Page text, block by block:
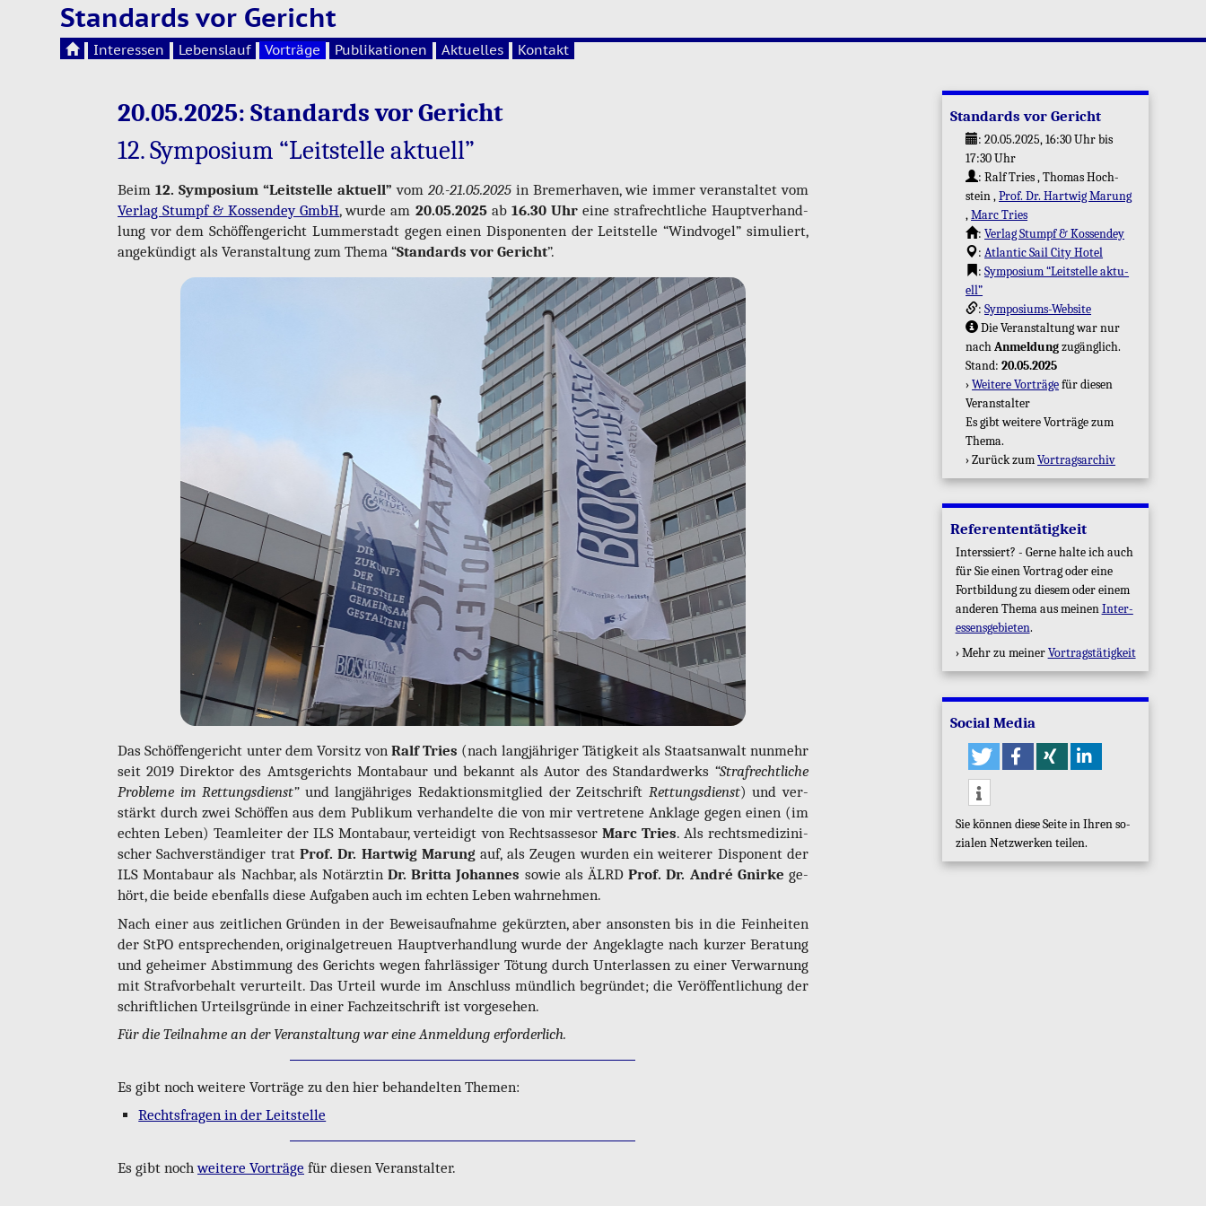
Standards vor Gericht
Interessen Lebenslauf Vorträge Publikationen Aktuelles Kontakt
20.05.2025: Stan­dards vor Ge­richt
12. Sym­po­si­um “Leit­stel­le ak­tu­ell”
Beim12. Sym­po­si­um “Leit­stel­le ak­tu­ell” vom 20.-21.05.2025in Bre­mer­ha­ven, wie immer ver­an­stal­tet vom
Ver­lag Stumpf & Kos­sen­dey GmbH, wurde am 20.05.2025ab 16.30 Uhreine straf­recht­li­che Haupt­ver­hand­
lung vor dem Schöf­fen­ge­richt Lum­mer­stadt gegen einen Dis­po­nen­ten der Leit­stel­le “Wind­vo­gel” si­mu­liert,
an­ge­kün­digt als Ver­an­stal­tung zum Thema “Stan­dards vor Ge­richt”.
Das Schöf­fen­ge­richt unter dem Vor­sitz von Ralf Tries (nach lang­jäh­ri­ger Tä­tig­keit als Staats­an­walt nun­mehr
seit 2019 Di­rek­tor des Amts­ge­richts Mon­ta­baur und be­kannt als Autor des Stan­dard­werks “Straf­recht­li­che
Pro­ble­me im Ret­tungs­dienst”und lang­jäh­ri­ges Re­dak­ti­ons­mit­glied der Zeit­schrift Ret­tungs­dienst) und ver­
stärkt durch zwei Schöf­fen aus dem Pu­bli­kum ver­han­del­te die von mir ver­tre­te­ne An­kla­ge gegen einen (im
ech­ten Leben) Team­lei­ter der ILS Mon­ta­baur, ver­tei­digt von Recht­s­as­se­sor Marc Tries. Als rechts­me­di­zi­ni­
scher Sach­ver­stän­di­ger tratProf. Dr. Hart­wig Ma­rung auf, als Zeu­gen wur­den ein wei­te­rer Dis­po­nent der
ILS Mon­ta­baur als Nach­bar, als Not­ärz­tinDr. Brit­ta Jo­han­nes sowie als ÄLRDProf. Dr. André Gnir­ke ge­
hört, die beide eben­falls diese Auf­ga­ben auch im ech­ten Leben wahr­neh­men.
Nach einer aus zeit­li­chen Grün­den in der Be­weis­auf­nah­me ge­kürz­ten, aber an­sons­ten bis in die Fein­hei­ten
der StPO ent­spre­chen­den, ori­gi­nal­ge­treu­en Haupt­ver­hand­lung wurde der An­ge­klag­te nach kur­zer Be­ra­tung
und ge­hei­mer Ab­stim­mung des Ge­richts wegen fahr­läs­si­ger Tö­tung durch Un­ter­las­sen zu einer Ver­war­nung
mit Straf­vor­be­halt ver­ur­teilt. Das Ur­teil wurde im An­schluss münd­lich be­grün­det; die Ver­öf­fent­li­chung der
schrift­li­chen Ur­teils­grün­de in einer Fach­zeit­schrift ist vor­ge­se­hen.
Für die Teil­nah­me an der Ver­an­stal­tung war eine An­mel­dung er­for­der­lich.
Es gibt noch wei­te­re Vor­trä­ge zu den hier be­han­del­ten The­men:
Rechts­fra­gen in der Leit­stel­le
Es gibt nochwei­te­re Vor­trä­ge für die­sen Ver­an­stal­ter.
Stan­dards vor Ge­richt
:20.05.2025, 16:30 Uhrbis
17:30 Uhr
:Ralf Tries Tho­mas Hoch­
stein Prof. Dr. Hart­wig Ma­rung
Marc Tries
:Ver­lag Stumpf & Kos­sen­dey
:At­lan­tic Sail City Hotel
:Sym­po­si­um “Leit­stel­le ak­tu­
ell”
:Sym­po­si­ums-Web­site
Die Ver­an­stal­tung war nur
nachAn­mel­dungzu­gäng­lich.
Stand:20.05.2025
›Wei­te­re Vor­trä­gefür die­sen
Ver­an­stal­ter
Es gibt wei­te­re Vor­trä­ge zum
Thema.
› Zu­rück zumVor­trags­ar­chiv
Re­fe­ren­ten­tä­tig­keit
In­ters­siert? - Gerne halte ich auch
für Sie einen Vor­trag oder eine
Fort­bil­dung zu die­sem oder einem
an­de­ren Thema aus mei­nenIn­ter­
es­sens­ge­bie­ten.
› Mehr zu mei­nerVor­trags­tä­tig­keit
So­ci­al Media
Sie kön­nen diese Seite in Ihren so­
zia­len Netz­wer­ken tei­len.